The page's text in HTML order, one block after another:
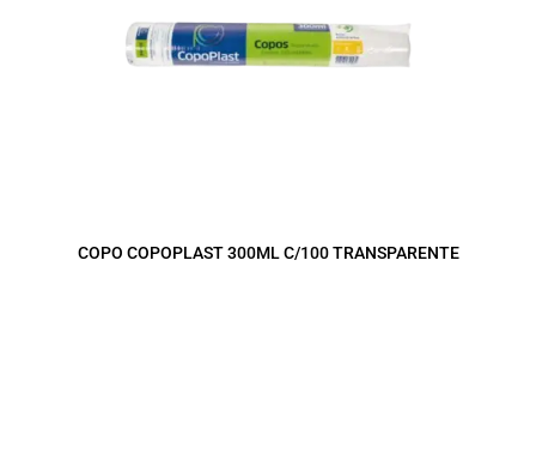
COPO COPOPLAST 300ML C/100 TRANSPARENTE